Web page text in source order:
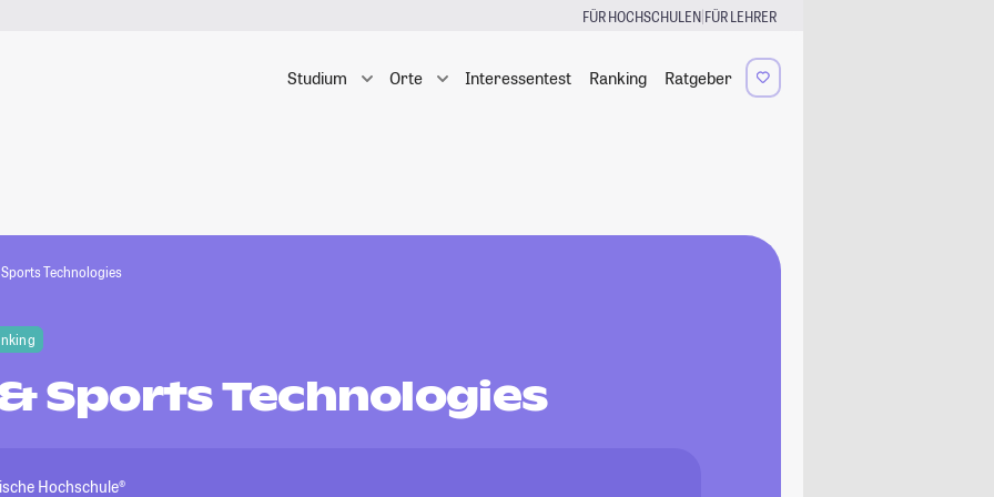
FÜR HOCHSCHULEN|FÜR LEHRER
Studium Orte Interessentest Ranking Ratgeber
Technologies
Sports Technologies
Hochschule®